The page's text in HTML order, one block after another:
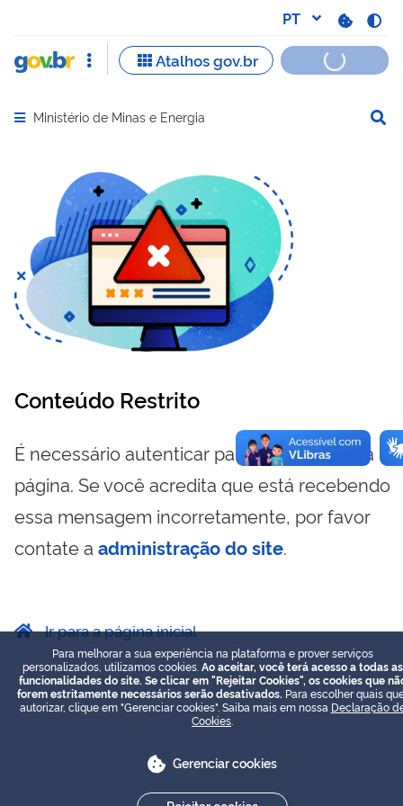
Abrir menu principal de navegação
Ministério de Minas e Energia
Conteúdo Restrito
É necessário autenticar para visualizar essa
página. Se você acredita que está recebendo
essa mensagem incorretamente, por favor
contate a administração do site.
Ir para a página inicial
Para melhorar a sua experiência na plataforma e prover serviços
personalizados, utilizamos cookies. Ao aceitar, você terá acesso a todas as
funcionalidades do site. Se clicar em "Rejeitar Cookies", os cookies que
forem estritamente necessários serão desativados. Para escolher quais
autorizar, clique em "Gerenciar cookies". Saiba mais em nossa Declaração
Cookies
Gerenciar cookies